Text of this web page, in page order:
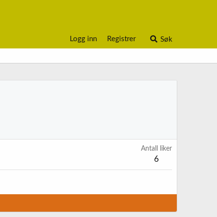
Logg inn Registrer Søk
Antall liker
6